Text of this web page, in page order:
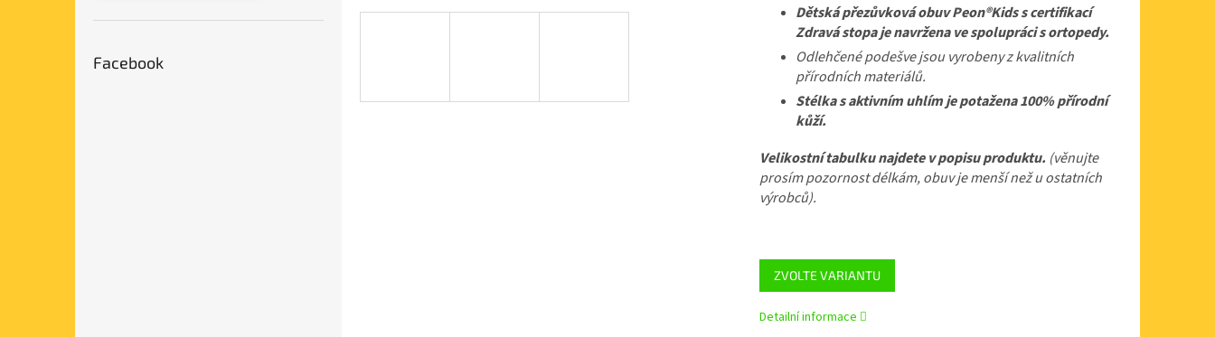
Facebook
ZVOLTE VARIANTU
Dětská přezůvková obuv Peon®Kids s certifikací
Zdravá stopa je navržena ve spolupráci s ortopedy.
Odlehčené podešve jsou vyrobeny z kvalitních
přírodních materiálů.
Stélka s aktivním uhlím je potažena 100% přírodní
kůží.
Velikostní tabulku najdete v popisu produktu. (věnujte
prosím pozornost délkám, obuv je menší než u ostatních
výrobců).
Detailní informace